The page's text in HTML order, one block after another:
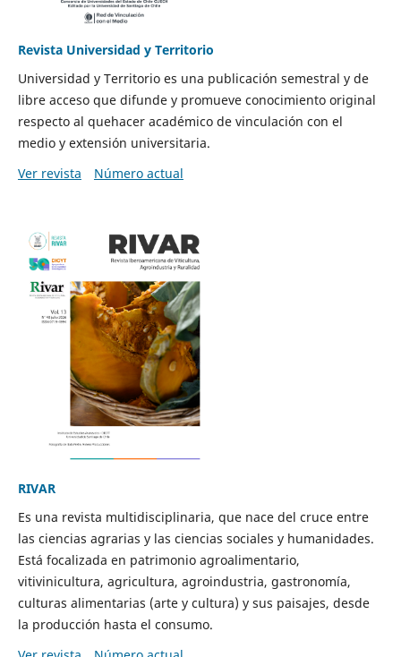
Revista Universidad y Territorio
Universidad y Territorio es una publicación semestral y de
libre acceso que difunde y promueve conocimiento original
respecto al quehacer académico de vinculación con el
medio y extensión universitaria.
Ver revista
Número actual
RIVAR
Es una revista multidisciplinaria, que nace del cruce entre
las ciencias agrarias y las ciencias sociales y humanidades.
Está focalizada en patrimonio agroalimentario,
vitivinicultura, agricultura, agroindustria, gastronomía,
culturas alimentarias (arte y cultura) y sus paisajes, desde
la producción hasta el consumo.